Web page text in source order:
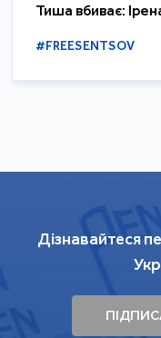
Тиша вбиває:
#FREESENTSOV
Дізнавайтеся